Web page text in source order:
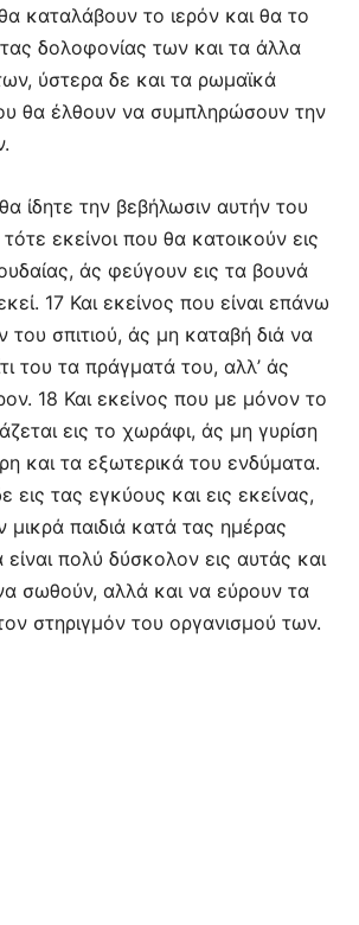
καταλάβουν το ιερόν και θα το
δολοφονίας των και τα άλλα
ύστερα δε και τα ρωμαϊκά
θα έλθουν να συμπληρώσουν την
ίδητε την βεβήλωσιν αυτήν του
εκείνοι που θα κατοικούν εις
άς φεύγουν εις τα βουνά
17 Και εκείνος που είναι επάνω
του σπιτιού, άς μη καταβή διά να
του τα πράγματά του, αλλ’ άς
18 Και εκείνος που με μόνον το
εις το χωράφι, άς μη γυρίση
και τα εξωτερικά του ενδύματα.
εις τας εγκύους και εις εκείνας,
παιδιά κατά τας ημέρας
είναι πολύ δύσκολον εις αυτάς και
σωθούν, αλλά και να εύρουν τα
στηριγμόν του οργανισμού των.